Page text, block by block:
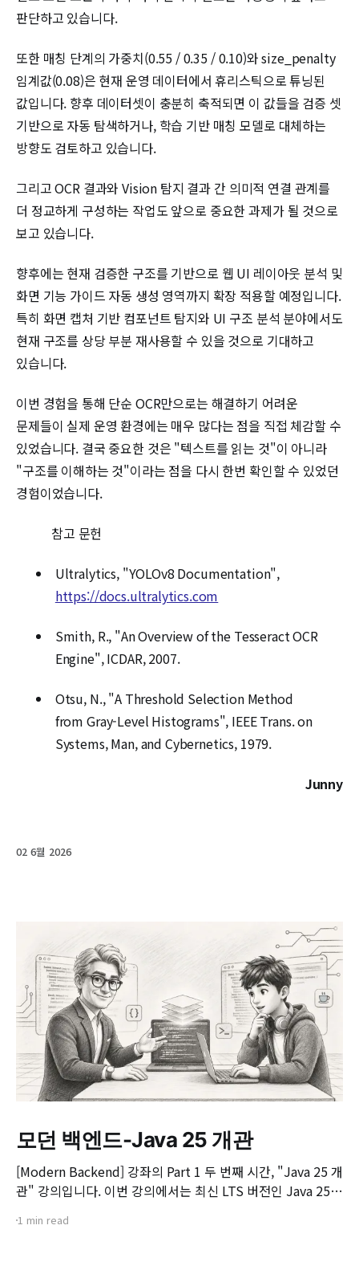
판단하고 있습니다.
또한 매칭 단계의 가중치(0.55 / 0.35 / 0.10)와 size_penalty
임계값(0.08)은 현재 운영 데이터에서 휴리스틱으로 튜닝된
값입니다. 향후 데이터셋이 충분히 축적되면 이 값들을 검증 셋
기반으로 자동 탐색하거나, 학습 기반 매칭 모델로 대체하는
방향도 검토하고 있습니다.
그리고 OCR 결과와 Vision 탐지 결과 간 의미적 연결 관계를
더 정교하게 구성하는 작업도 앞으로 중요한 과제가 될 것으로
보고 있습니다.
향후에는 현재 검증한 구조를 기반으로 웹 UI 레이아웃 분석 및
화면 기능 가이드 자동 생성 영역까지 확장 적용할 예정입니다.
특히 화면 캡처 기반 컴포넌트 탐지와 UI 구조 분석 분야에서도
현재 구조를 상당 부분 재사용할 수 있을 것으로 기대하고
있습니다.
이번 경험을 통해 단순 OCR만으로는 해결하기 어려운
문제들이 실제 운영 환경에는 매우 많다는 점을 직접 체감할 수
있었습니다. 결국 중요한 것은 "텍스트를 읽는 것"이 아니라
"구조를 이해하는 것"이라는 점을 다시 한번 확인할 수 있었던
경험이었습니다.
참고 문헌
Ultralytics, "YOLOv8 Documentation",
https://docs.ultralytics.com
Smith, R., "An Overview of the Tesseract OCR
Engine", ICDAR, 2007.
Otsu, N., "A Threshold Selection Method
from Gray-Level Histograms", IEEE Trans. on
Systems, Man, and Cybernetics, 1979.
Junny
02 6월 2026
모던 백엔드-Java 25 개관
[Modern Backend] 강좌의 Part 1 두 번째 시간, "Java 25 개
관" 강의입니다. 이번 강의에서는 최신 LTS 버전인 Java 25의
Enhancement Proposal) 기능들을 살펴봅니다. 📌 주요 학
1 min read